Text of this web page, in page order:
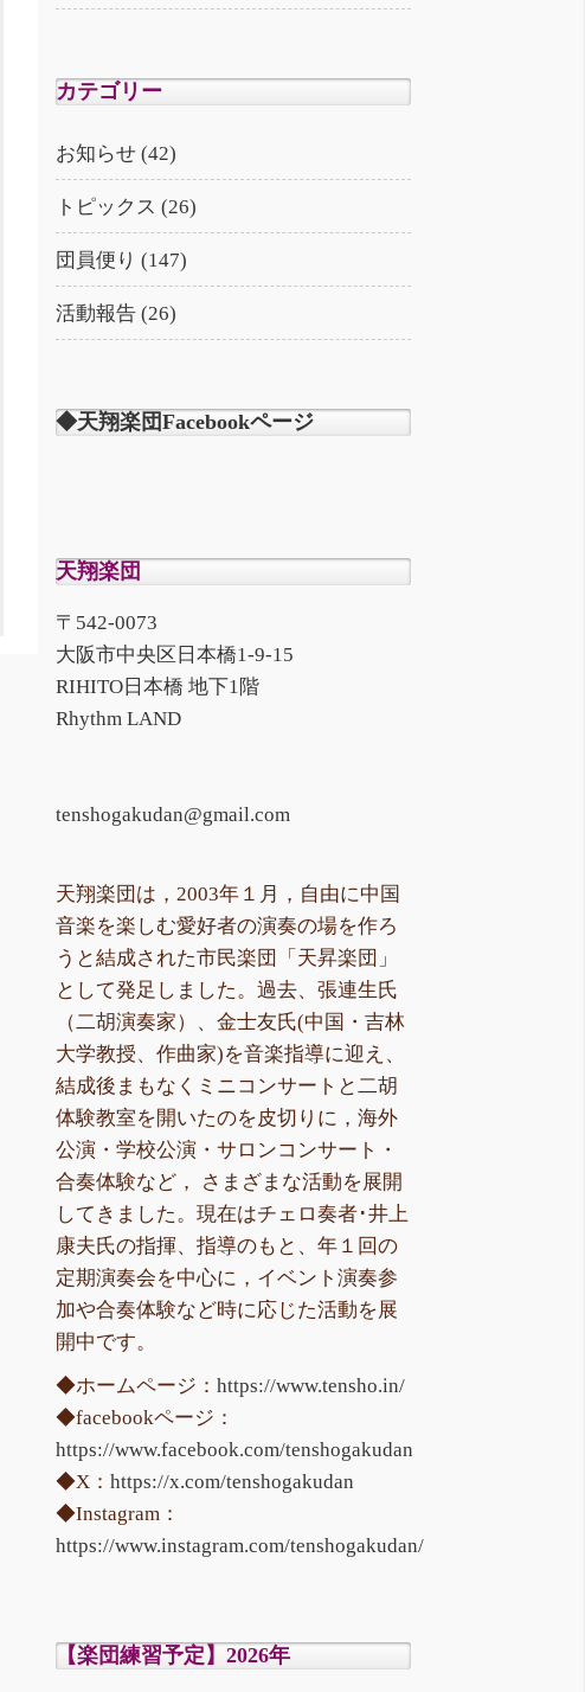
カテゴリー
お知らせ (42)
トピックス (26)
団員便り (147)
活動報告 (26)
◆天翔楽団Facebookページ
天翔楽団
〒542-0073
大阪市中央区日本橋1-9-15
RIHITO日本橋 地下1階
Rhythm LAND
tenshogakudan@gmail.com
天翔楽団は，2003年１月，自由に中国
音楽を楽しむ愛好者の演奏の場を作ろ
うと結成された市民楽団「天昇楽団」
として発足しました。過去、張連生氏
（二胡演奏家）、金士友氏(中国・吉林
大学教授、作曲家)を音楽指導に迎え、
結成後まもなくミニコンサートと二胡
体験教室を開いたのを皮切りに，海外
公演・学校公演・サロンコンサート・
合奏体験など， さまざまな活動を展開
してきました。現在はチェロ奏者･井上
康夫氏の指揮、指導のもと、年１回の
定期演奏会を中心に，イベント演奏参
加や合奏体験など時に応じた活動を展
開中です。
◆ホームページ： https://www.tensho.in/
◆facebookページ：
https://www.facebook.com/tenshogakudan
◆X： https://x.com/tenshogakudan
◆Instagram：
https://www.instagram.com/tenshogakudan/
【楽団練習予定】2026年